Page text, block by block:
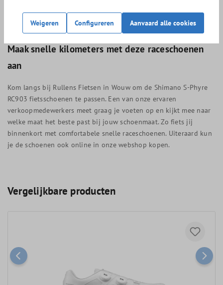
schoenplaatjes aan de raden. Hoe meer ervaring je hebt, hoe
minder speling je nodig hebt.
Maak snelle kilometers met deze raceschoenen
aan
Kom langs bij Rullens Fietsen in Wouw om de Shimano S-Phyre
RC903 fietsschoenen te passen. Een van onze ervaren
verkoopmedewerkers meet graag je voeten op en kijkt mee naar
welke maat het beste past bij jouw schoenmaat. Zo fiets jij
binnenkort met comfortabele snelle raceschoenen. Uiteraard kun
je de schoenen ook online in onze webshop kopen.
Vergelijkbare producten
Weigeren Configureren Aanvaard alle cookies